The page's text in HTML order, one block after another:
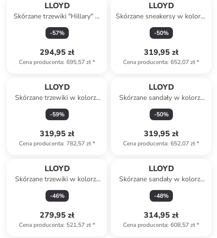
LLOYD
Skórzane trzewiki "Hillary" w
kolorze granatowym
-57%
294,95 zł
Cena producenta: 695,57 zł*
LLOYD
Skórzane sneakersy w kolorze
kremowo-białym
-50%
319,95 zł
Cena producenta: 652,07 zł*
LLOYD
Skórzane trzewiki w kolorze
brązowym
-59%
319,95 zł
Cena producenta: 782,57 zł*
LLOYD
Skórzane sandały w kolorze
czarnym
-50%
319,95 zł
Cena producenta: 652,07 zł*
LLOYD
Skórzane trzewiki w kolorze
beżowym
-46%
279,95 zł
Cena producenta: 521,57 zł*
LLOYD
Skórzane sandały w kolorze
beżowym
-48%
314,95 zł
Cena producenta: 608,57 zł*